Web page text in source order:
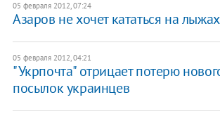
05 февраля 2012, 07:24
Азаров не хочет кататься на
05 февраля 2012, 04:21
"Укрпочта" отрицает потерю
посылок украинцев